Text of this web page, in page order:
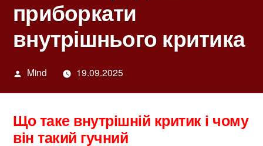
приборкати
внутрішнього критика
Написано
Mind 19.09.2025
Що таке внутрішній критик і чому
він такий гучний